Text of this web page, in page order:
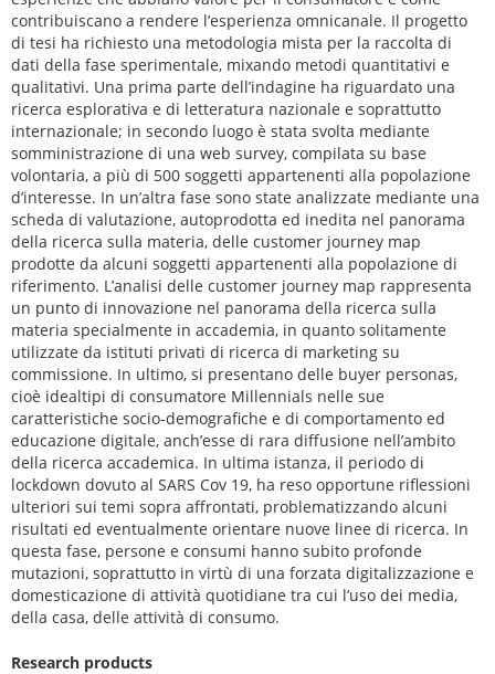
contribuiscano a rendere l’esperienza omnicanale. Il progetto
di tesi ha richiesto una metodologia mista per la raccolta di
dati della fase sperimentale, mixando metodi quantitativi e
qualitativi. Una prima parte dell’indagine ha riguardato una
ricerca esplorativa e di letteratura nazionale e soprattutto
internazionale; in secondo luogo è stata svolta mediante
somministrazione di una web survey, compilata su base
volontaria, a più di 500 soggetti appartenenti alla popolazione
d’interesse. In un’altra fase sono state analizzate mediante una
scheda di valutazione, autoprodotta ed inedita nel panorama
della ricerca sulla materia, delle customer journey map
prodotte da alcuni soggetti appartenenti alla popolazione di
riferimento. L’analisi delle customer journey map rappresenta
un punto di innovazione nel panorama della ricerca sulla
materia specialmente in accademia, in quanto solitamente
utilizzate da istituti privati di ricerca di marketing su
commissione. In ultimo, si presentano delle buyer personas,
cioè idealtipi di consumatore Millennials nelle sue
caratteristiche socio-demografiche e di comportamento ed
educazione digitale, anch’esse di rara diffusione nell’ambito
della ricerca accademica. In ultima istanza, il periodo di
lockdown dovuto al SARS Cov 19, ha reso opportune riflessioni
ulteriori sui temi sopra affrontati, problematizzando alcuni
risultati ed eventualmente orientare nuove linee di ricerca. In
questa fase, persone e consumi hanno subito profonde
mutazioni, soprattutto in virtù di una forzata digitalizzazione e
domesticazione di attività quotidiane tra cui l’uso dei media,
della casa, delle attività di consumo.
Research products